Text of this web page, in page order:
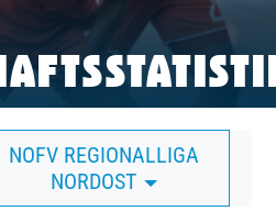
NOFV REGIONALLIGA
NORDOST